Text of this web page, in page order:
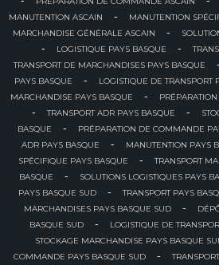
MANUTENTION ASCAIN - MANUTENTION
MARCHANDISE GÉNÉRALE ASCAIN
-
- LOGISTIQUE PAYS BASQUE -
TRANSPORT DE MARCHANDISES PAYS BASQUE -
PAYS BASQUE
- LOGISTIQUE DE TRANSPORT
MARCHANDISE PAYS BASQUE
-
- TRANSPORT ADR PAYS BASQUE -
BASQUE
- PRÉPARATION DE COMMANDE
ADR PAYS BASQUE
- MANUTENTION PAYS
SPÉCIFIQUE PAYS BASQUE
-
TRANSPORT
BASQUE
- SOLUTIONS LOGISTIQUES PAYS
PAYS BASQUE SUD
- TRANSPORT PAYS
MARCHANDISES PAYS BASQUE SUD
-
BASQUE SUD
- LOGISTIQUE DE
STOCKAGE MARCHANDISE PAYS BASQUE
COMMANDE PAYS BASQUE SUD
-